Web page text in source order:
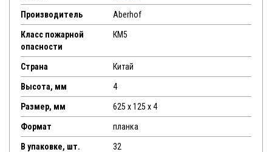
Производитель Aberhof
Класс пожарной
опасности
КМ5
Страна Китай
Высота, мм 4
Размер, мм 625 x 125 x 4
Формат планка
В упаковке, шт. 32